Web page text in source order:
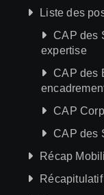
Liste des
CAP des
expertise
CAP des
CAP
CAP des
Récap